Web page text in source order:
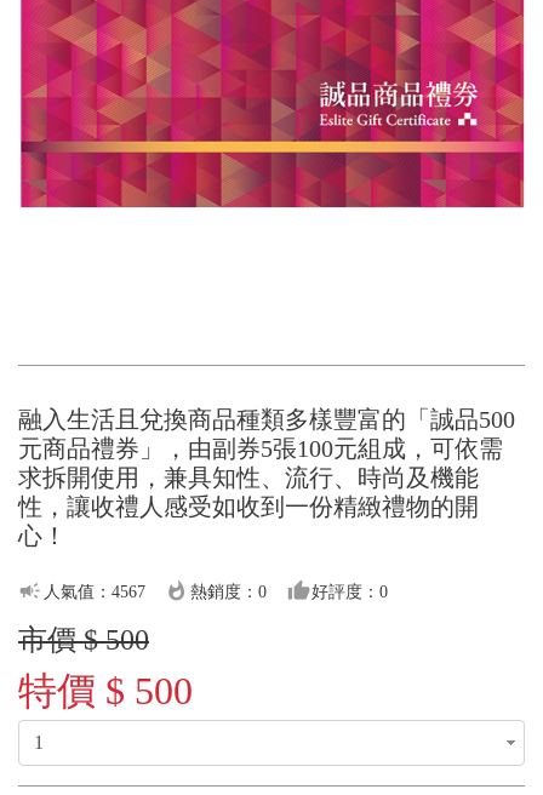
融入生活且兌換商品種類多樣豐富的「誠品500
元商品禮券」，由副券5張100元組成，可依需
求拆開使用，兼具知性、流行、時尚及機能
性，讓收禮人感受如收到一份精緻禮物的開
心！
campaign 人氣值：4567 whatshot 熱銷度：0 thumb_up好評度：0
市價 $ 500
特價 $ 500